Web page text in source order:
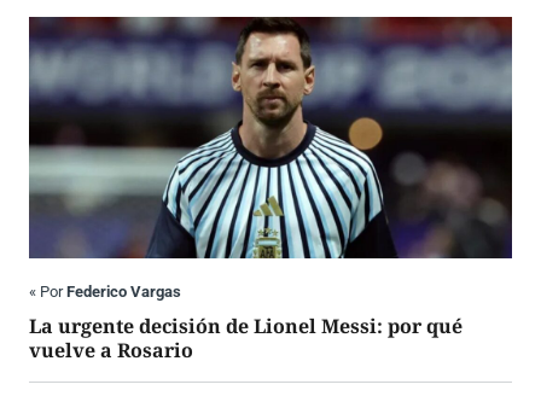
« PorFederico Vargas
La urgente decisión de Lionel Messi: por qué
vuelve a Rosario